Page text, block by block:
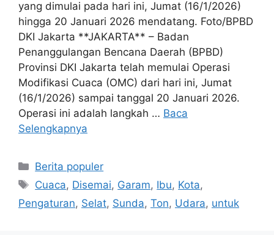
yang dimulai pada hari ini, Jumat (16/1/2026)
hingga 20 Januari 2026 mendatang. Foto/BPBD
DKI Jakarta **JAKARTA** – Badan
Penanggulangan Bencana Daerah (BPBD)
Provinsi DKI Jakarta telah memulai Operasi
Modifikasi Cuaca (OMC) dari hari ini, Jumat
(16/1/2026) sampai tanggal 20 Januari 2026.
Operasi ini adalah langkah … Baca
Selengkapnya
Kategori
Berita populer
Tag
Cuaca, Disemai, Garam, Ibu, Kota,
Pengaturan, Selat, Sunda, Ton, Udara, untuk